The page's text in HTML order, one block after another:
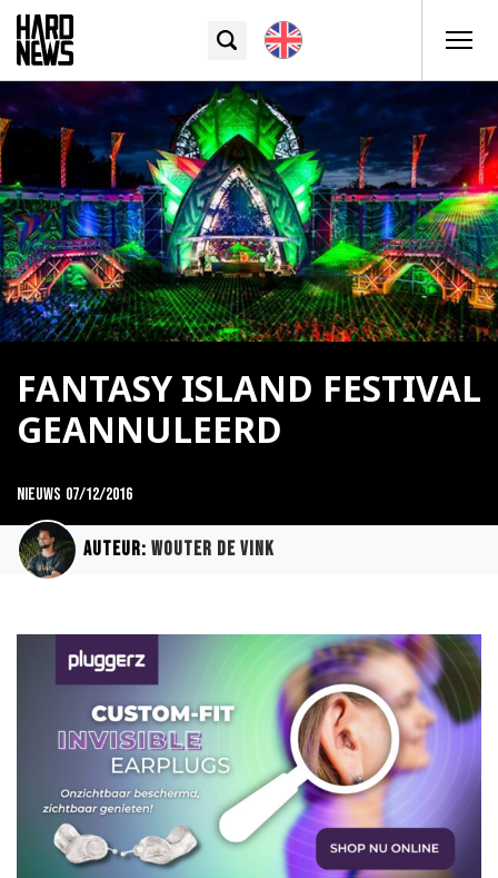
FANTASY ISLAND FESTIVAL
GEANNULEERD
Nieuws 07/12/2016
Auteur: Wouter de Vink